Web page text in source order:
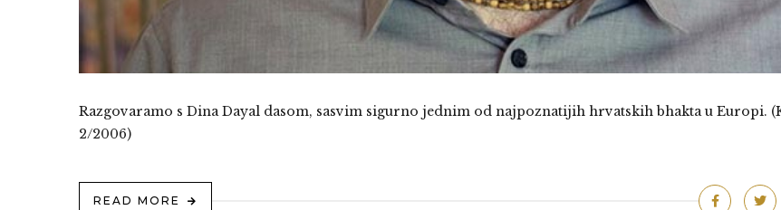
Razgovaramo s Dina Dayal dasom, sasvim sigurno jednim od najpoznatijih hrvatskih bhakta u Europi.
2/2006)
READ MORE